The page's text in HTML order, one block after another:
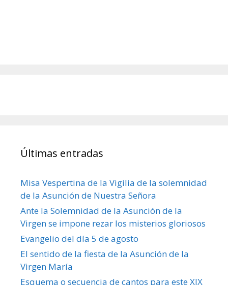
Últimas entradas
Misa Vespertina de la Vigilia de la solemnidad
de la Asunción de Nuestra Señora
Ante la Solemnidad de la Asunción de la
Virgen se impone rezar los misterios gloriosos
Evangelio del día 5 de agosto
El sentido de la fiesta de la Asunción de la
Virgen María
Esquema o secuencia de cantos para este XIX